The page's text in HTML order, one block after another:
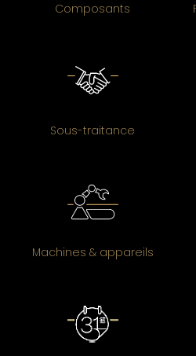
Composants
Sous-traitance
Machines & appareils